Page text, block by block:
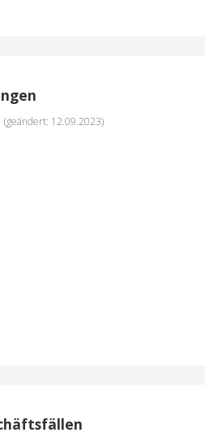
12.09.2023)